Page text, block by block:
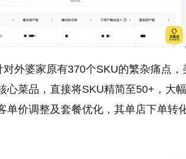
外婆家原有370个SKU的繁杂痛点，
菜品，直接将SKU精简至50+，大
价调整及套餐优化，其单店下单转